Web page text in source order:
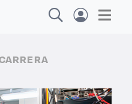
académicos,